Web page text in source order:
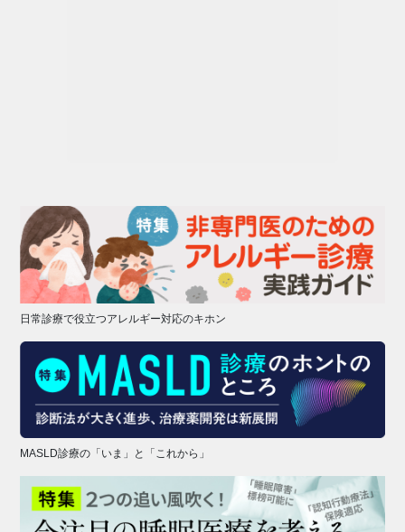
日常診療で役立つアレルギー対応のキホン
MASLD診療の「いま」と「これから」